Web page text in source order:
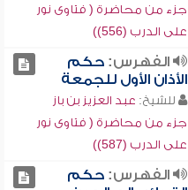
جزء من محاضرة ( فتاوى نور
على الدرب (556))
الفهرس:حكم
الأذان الأول للجمعة
للشيخ: عبد العزيز بن باز
جزء من محاضرة ( فتاوى نور
على الدرب (587))
الفهرس:حكم